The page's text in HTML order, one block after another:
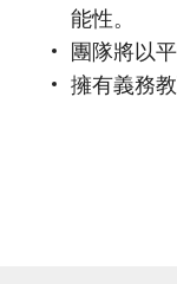
能性。
團隊將以
擁有義務